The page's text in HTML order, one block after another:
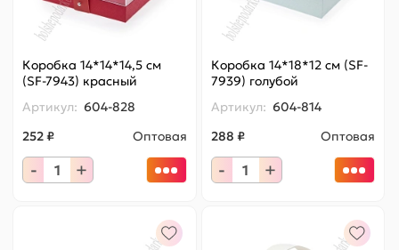
Коробка 14*14*14,5 см
(SF-7943) красный
Артикул: 604-828
252 ₽
Оптовая
- +
Коробка 14*18*12 см (SF-
7939) голубой
Артикул: 604-814
288 ₽
Оптовая
- +